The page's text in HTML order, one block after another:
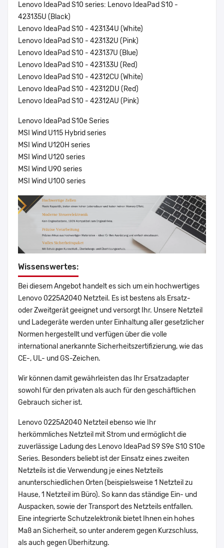
Lenovo IdeaPad S10 series: Lenovo IdeaPad S10 -
423135U (Black)
Lenovo IdeaPad S10 - 423134U (White)
Lenovo IdeaPad S10 - 423132U (Pink)
Lenovo IdeaPad S10 - 423137U (Blue)
Lenovo IdeaPad S10 - 423133U (Red)
Lenovo IdeaPad S10 - 42312CU (White)
Lenovo IdeaPad S10 - 42312DU (Red)
Lenovo IdeaPad S10 - 42312AU (Pink)
Lenovo IdeaPad S10e Series
MSI Wind U115 Hybrid series
MSI Wind U120H series
MSI Wind U120 series
MSI Wind U90 series
MSI Wind U100 series
Wissenswertes:
Bei diesem Angebot handelt es sich um ein hochwertiges
Lenovo 0225A2040 Netzteil. Es ist bestens als Ersatz-
oder Zweitgerät geeignet und versorgt Ihr. Unsere Netzteil
und Ladegeräte werden unter Einhaltung aller gesetzlicher
Normen hergestellt und verfügen über die volle
international anerkannte Sicherheitszertifizierung, wie das
CE-, UL- und GS-Zeichen.
Wir können damit gewährleisten das Ihr Ersatzadapter
sowohl für den privaten als auch für den geschäftlichen
Gebrauch sicher ist.
Lenovo 0225A2040 Netzteil ebenso wie Ihr
herkömmliches Netzteil mit Strom und ermöglicht die
zuverlässige Ladung des Lenovo IdeaPad S9 S9e S10 S10e
Series. Besonders beliebt ist der Einsatz eines zweiten
Netzteils ist die Verwendung je eines Netzteils
anunterschiedlichen Orten (beispielsweise 1 Netzteil zu
Hause, 1 Netzteil im Büro). So kann das ständige Ein- und
Auspacken, sowie der Transport des Netzteils entfallen.
Eine integrierte Schutzelektronik bietet Ihnen ein hohes
Maß an Sicherheit, so unter anderem gegen Kurzschluss,
als auch gegen Überhitzung.